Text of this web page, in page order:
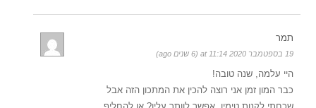
תמר
19 בספטמבר 2020 at 11:14 (6 שנים ago)
היי עלמה, שנה טובה!
כבר המון זמן אני רוצה להכין את המתכון הזה אבל